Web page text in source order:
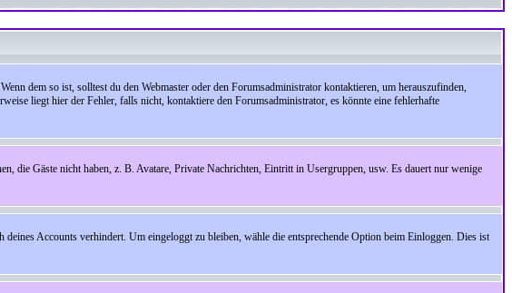
dem so ist, solltest du den Webmaster oder den Forumsadministrator kontaktieren, um herauszufinden,
liegt hier der Fehler, falls nicht, kontaktiere den Forumsadministrator, es könnte eine fehlerhafte
die Gäste nicht haben, z. B. Avatare, Private Nachrichten, Eintritt in Usergruppen, usw. Es dauert nur wenige
Accounts verhindert. Um eingeloggt zu bleiben, wähle die entsprechende Option beim Einloggen. Dies ist